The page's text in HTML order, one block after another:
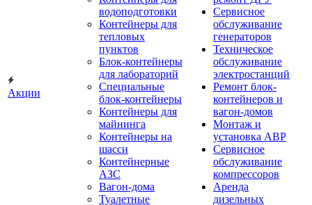
Акции
водоподготовки
Контейнеры для
тепловых
пунктов
Блок-контейнеры
для лабораторий
Специальные
блок-контейнеры
Контейнеры для
майнинга
Контейнеры на
шасси
Контейнерные
АЗС
Вагон-дома
Туалетные
Сервисное
обслуживание
генераторов
Техническое
обслуживание
электростанций
Ремонт блок-
контейнеров и
вагон-домов
Монтаж и
установка АВР
Сервисное
обслуживание
компрессоров
Аренда
дизельных